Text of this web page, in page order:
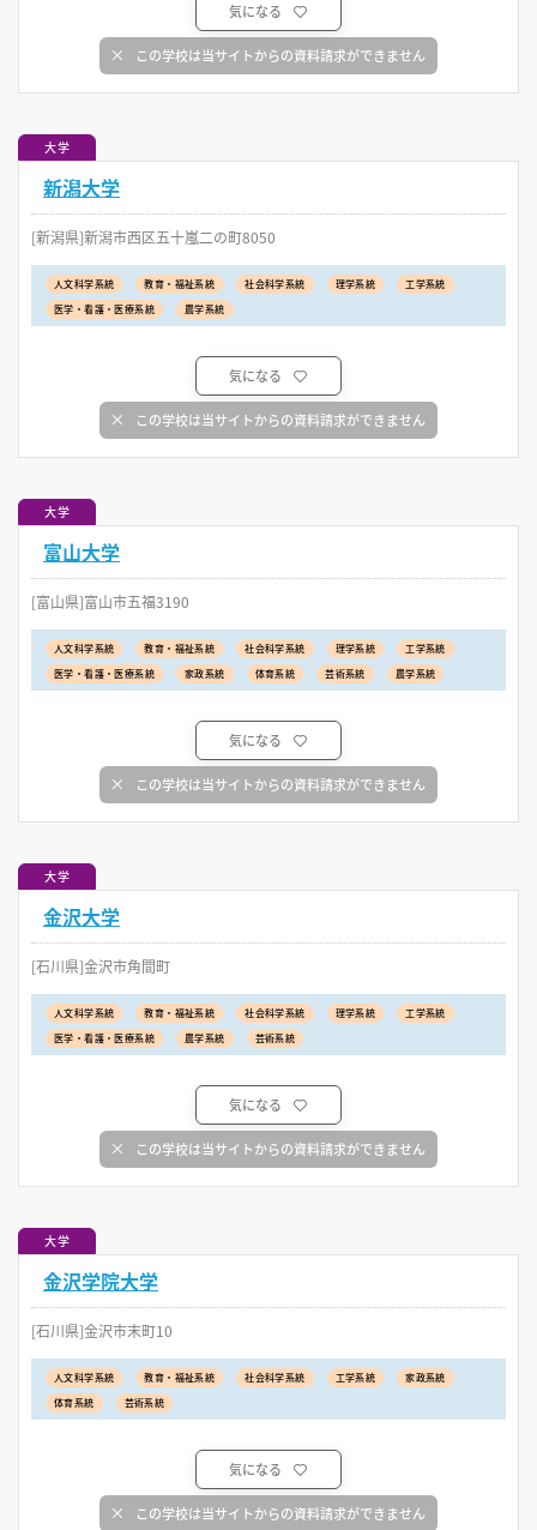
気になる
この学校は当サイトからの資料請求ができません
大学
新潟大学
[新潟県]新潟市西区五十嵐二の町8050
人文科学系統 教育・福祉系統 社会科学系統 理学系統
工学系統
医学・看護・医療系統
農学系統
気になる
この学校は当サイトからの資料請求ができません
大学
富山大学
[富山県]富山市五福3190
人文科学系統 教育・福祉系統 社会科学系統 理学系統
工学系統
医学・看護・医療系統
家政系統 体育系統 芸術系統 農学系統
気になる
この学校は当サイトからの資料請求ができません
大学
金沢大学
[石川県]金沢市角間町
人文科学系統 教育・福祉系統 社会科学系統 理学系統
工学系統
医学・看護・医療系統
農学系統 芸術系統
気になる
この学校は当サイトからの資料請求ができません
大学
金沢学院大学
[石川県]金沢市末町10
人文科学系統 教育・福祉系統 社会科学系統 工学系統
家政系統
体育系統
芸術系統
気になる
この学校は当サイトからの資料請求ができません